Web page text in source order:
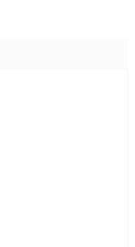
5 hvězdiček.
5 hvězdiček.